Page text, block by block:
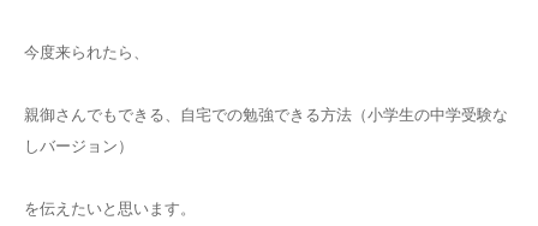
今度来られたら、
親御さんでもできる、自宅での勉強できる方法（小学生の中学受験な
しバージョン）
を伝えたいと思います。